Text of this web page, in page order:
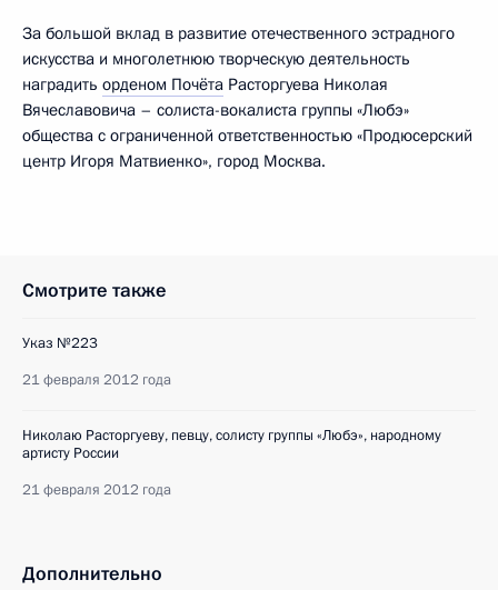
За большой вклад в развитие отечественного эстрадного
искусства и многолетнюю творческую деятельность
наградить орденом Почёта Расторгуева Николая
Вячеславовича – солиста-вокалиста группы «Любэ»
общества с ограниченной ответственностью «Продюсерский
центр Игоря Матвиенко», город Москва.
Смотрите также
Указ №223
21 февраля 2012 года
Николаю Расторгуеву, певцу, солисту группы «Любэ», народному
артисту России
21 февраля 2012 года
Дополнительно